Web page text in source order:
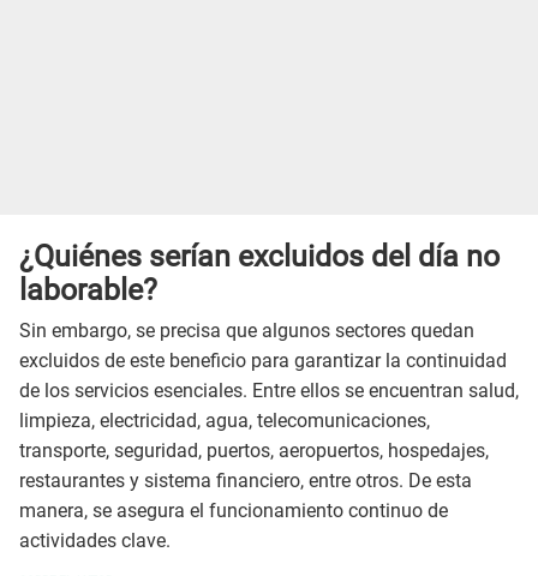
¿Quiénes serían excluidos del día no
laborable?
Sin embargo, se precisa que algunos sectores quedan
excluidos de este beneficio para garantizar la continuidad
de los servicios esenciales. Entre ellos se encuentran salud,
limpieza, electricidad, agua, telecomunicaciones,
transporte, seguridad, puertos, aeropuertos, hospedajes,
restaurantes y sistema financiero, entre otros. De esta
manera, se asegura el funcionamiento continuo de
actividades clave.